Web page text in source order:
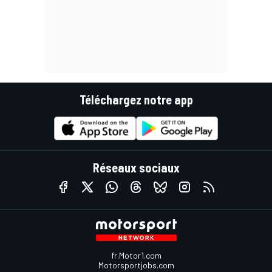
Téléchargez notre app
Réseaux sociaux
fr.Motor1.com
Motorsportjobs.com